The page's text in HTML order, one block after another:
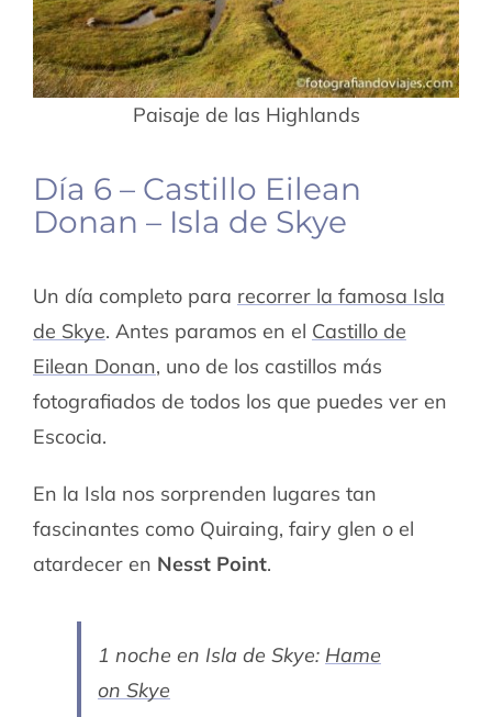
Paisaje de las Highlands
Día 6 – Castillo Eilean
Donan – Isla de Skye
Un día completo para recorrer la famosa Isla
de Skye. Antes paramos en el Castillo de
Eilean Donan, uno de los castillos más
fotografiados de todos los que puedes ver en
Escocia.
En la Isla nos sorprenden lugares tan
fascinantes como Quiraing, fairy glen o el
atardecer en Nesst Point.
1 noche en Isla de Skye: Hame
on Skye